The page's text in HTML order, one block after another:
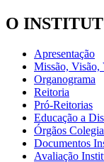
O
Apresentação
Missão, Visão,
Organograma
Reitoria
Pró-Reitorias
Educação a
Órgãos
Documentos
Avaliação